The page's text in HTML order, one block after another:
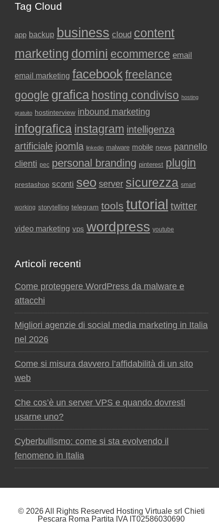
Tag Cloud
app backup business cloud content
marketing domini ecommerce email
email marketing facebookfreelance
google grafica hosting condiviso hosting
gratuito hostinterview inbound marketing
infografica instagram intelligenza
artificiale joomla linkedin malware mobile news pannello
clienti pec personal branding pinterest plugin
prestashop sconti seo server sicurezza smart
working storytelling telegram tools tutorial twitter
video marketing vps wordpress youtube
Articoli recenti
Come proteggere WordPress da malware e
attacchi
Migliori agenzie di social media marketing in Italia
nel 2026
Come si misura davvero l’affidabilità di un sito
web
Che cos’è un server VPS e quando dovresti
usarne uno?
Cyberbullismo: come si sta evolvendo il
fenomeno in Italia
© 2026 All Rights Reserved Hosting Virtuale srl Chieti
Pescara Roma Partita IVA IT02586030690